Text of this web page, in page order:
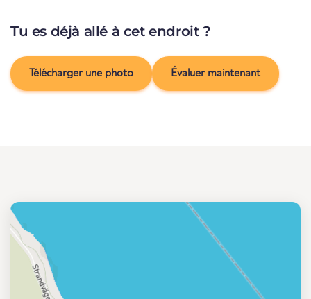
Tu es déjà allé à cet endroit ?
Télécharger une photo Évaluer maintenant